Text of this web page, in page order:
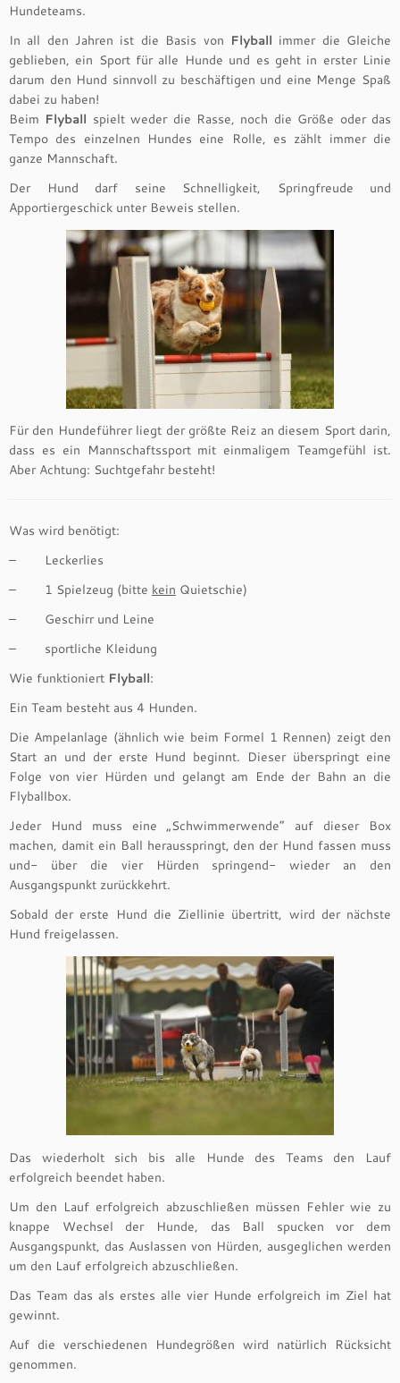
Hundeteams.
In all den Jahren ist die Basis von Flyball immer die Gleiche
geblieben, ein Sport für alle Hunde und es geht in erster Linie
darum den Hund sinnvoll zu beschäftigen und eine Menge Spaß
dabei zu haben!
Beim Flyball spielt weder die Rasse, noch die Größe oder das
Tempo des einzelnen Hundes eine Rolle, es zählt immer die
ganze Mannschaft.
Der Hund darf seine Schnelligkeit, Springfreude und
Apportiergeschick unter Beweis stellen.
Für den Hundeführer liegt der größte Reiz an diesem Sport darin,
dass es ein Mannschaftssport mit einmaligem Teamgefühl ist.
Aber Achtung: Suchtgefahr besteht!
Was wird benötigt:
– Leckerlies
– 1 Spielzeug (bitte kein Quietschie)
– Geschirr und Leine
– sportliche Kleidung
Wie funktioniert Flyball:
Ein Team besteht aus 4 Hunden.
Die Ampelanlage (ähnlich wie beim Formel 1 Rennen) zeigt den
Start an und der erste Hund beginnt. Dieser überspringt eine
Folge von vier Hürden und gelangt am Ende der Bahn an die
Flyballbox.
Jeder Hund muss eine „Schwimmerwende“ auf dieser Box
machen, damit ein Ball herausspringt, den der Hund fassen muss
und- über die vier Hürden springend- wieder an den
Ausgangspunkt zurückkehrt.
Sobald der erste Hund die Ziellinie übertritt, wird der nächste
Hund freigelassen.
Das wiederholt sich bis alle Hunde des Teams den Lauf
erfolgreich beendet haben.
Um den Lauf erfolgreich abzuschließen müssen Fehler wie zu
knappe Wechsel der Hunde, das Ball spucken vor dem
Ausgangspunkt, das Auslassen von Hürden, ausgeglichen werden
um den Lauf erfolgreich abzuschließen.
Das Team das als erstes alle vier Hunde erfolgreich im Ziel hat
gewinnt.
Auf die verschiedenen Hundegrößen wird natürlich Rücksicht
genommen.